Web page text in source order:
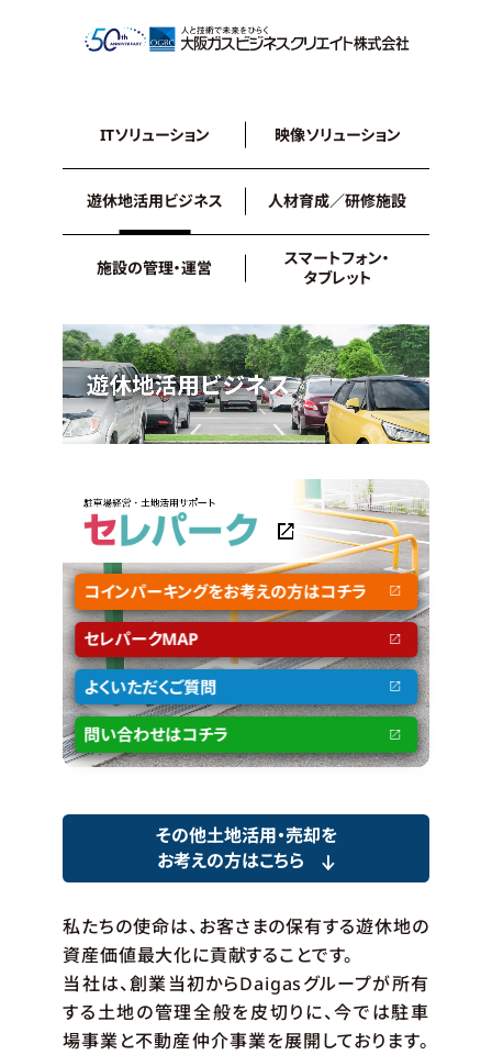
ITソリューション 映像ソリューション
遊休地活用ビジネス 人材育成／研修施設
施設の管理・運営
スマートフォン・
タブレット
コインパーキングをお考えの方はコチラ
セレパークMAP
よくいただくご質問
問い合わせはコチラ
その他土地活用・売却を
お考えの方はこちら
私たちの使命は、お客さまの保有する遊休地の
資産価値最大化に貢献することです。
当社は、創業当初からDaigasグループが所有
する土地の管理全般を皮切りに、今では駐車
場事業と不動産仲介事業を展開しております。